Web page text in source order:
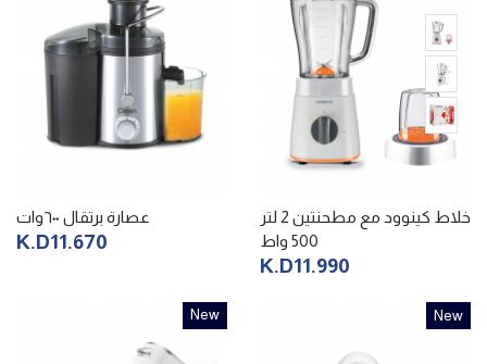
عصارة برتقال ٦٠٠وات
K.D11.670
خلاط كينوود مع مطحنتين 2 لتر
500 واط
K.D11.990
New New